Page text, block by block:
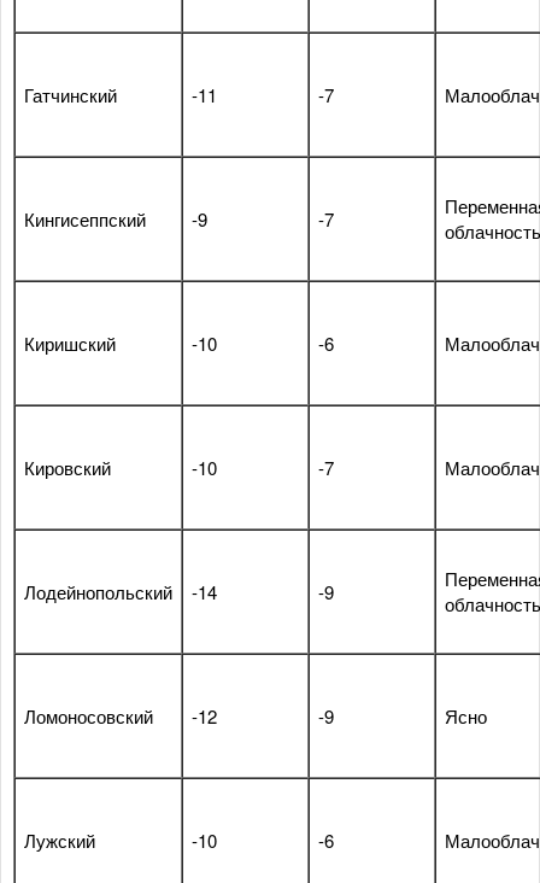
Гатчинский -11 -7
Кингисеппский -9 -7
облачность
Киришский -10 -6
Кировский -10 -7
Лодейнопольский -14 -9
облачность
Ломоносовский -12 -9 Ясно
Лужский -10 -6